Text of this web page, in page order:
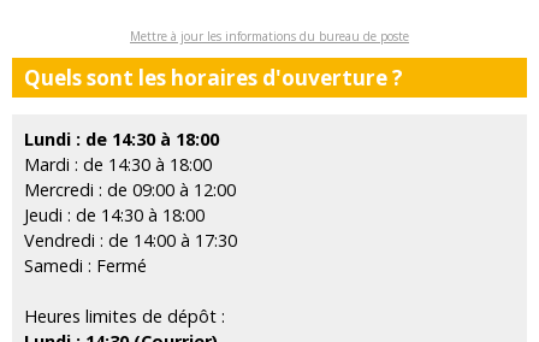
Mettre à jour les informations du bureau de poste
Quels sont les horaires d'ouverture ?
Lundi : de 14:30 à 18:00
Mardi : de 14:30 à 18:00
Mercredi : de 09:00 à 12:00
Jeudi : de 14:30 à 18:00
Vendredi : de 14:00 à 17:30
Samedi : Fermé
Heures limites de dépôt :